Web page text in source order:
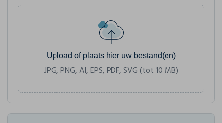
Upload of plaats hier uw bestand(en)
JPG, PNG, AI, EPS, PDF, SVG (tot 10 MB)